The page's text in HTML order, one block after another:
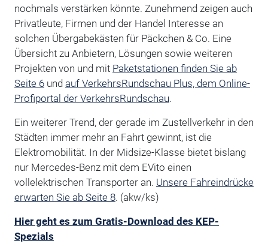
nochmals verstärken könnte. Zunehmend zeigen auch
Privatleute, Firmen und der Handel Interesse an
solchen Übergabekästen für Päckchen & Co. Eine
Übersicht zu Anbietern, Lösungen sowie weiteren
Projekten von und mit Paketstationen finden Sie ab
Seite 6und auf VerkehrsRundschau Plus, dem Online-
Profiportal der VerkehrsRundschau.
Ein weiterer Trend, der gerade im Zustellverkehr in den
Städten immer mehr an Fahrt gewinnt, ist die
Elektromobilität. In der Midsize-Klasse bietet bislang
nur Mercedes-Benz mit dem EVito einen
vollelektrischen Transporter an. Unsere Fahreindrücke
erwarten Sie ab Seite 8. (akw/ks)
Hier geht es zum Gratis-Download des KEP-
Spezials